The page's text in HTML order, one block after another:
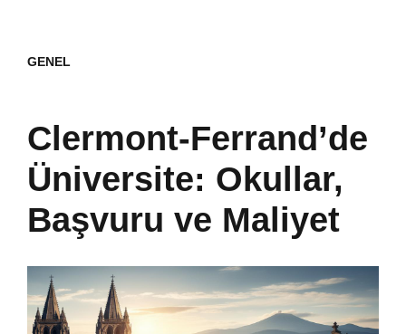
GENEL
Clermont-Ferrand’de
Üniversite: Okullar,
Başvuru ve Maliyet